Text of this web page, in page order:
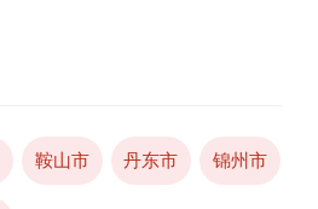
鞍山市 丹东市 锦州市